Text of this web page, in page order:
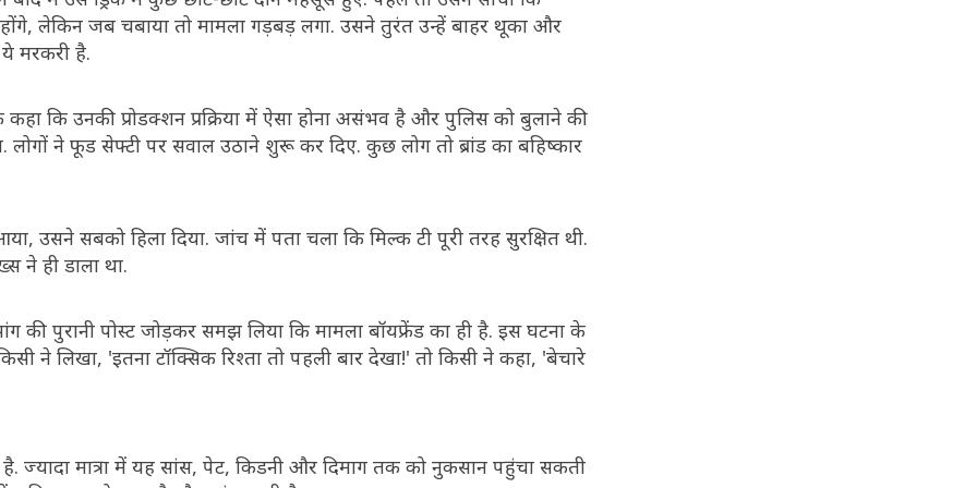
लेकिन जब चबाया तो मामला गड़बड़ लगा. उसने तुरंत उन्हें बाहर थूका और
मरकरी है.
कि उनकी प्रोडक्शन प्रक्रिया में ऐसा होना असंभव है और पुलिस को बुलाने की
ने फूड सेफ्टी पर सवाल उठाने शुरू कर दिए. कुछ लोग तो ब्रांड का बहिष्कार
उसने सबको हिला दिया. जांच में पता चला कि मिल्क टी पूरी तरह सुरक्षित थी.
ने ही डाला था.
की पुरानी पोस्ट जोड़कर समझ लिया कि मामला बॉयफ्रेंड का ही है. इस घटना के
ने लिखा, 'इतना टॉक्सिक रिश्ता तो पहली बार देखा!' तो किसी ने कहा, 'बेचारे
ज्यादा मात्रा में यह सांस, पेट, किडनी और दिमाग तक को नुकसान पहुंचा सकती